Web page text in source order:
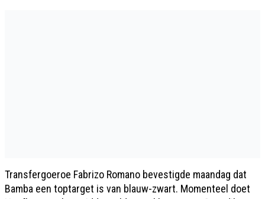
Transfergoeroe Fabrizo Romano bevestigde maandag dat
Bamba een toptarget is van blauw-zwart. Momenteel doet